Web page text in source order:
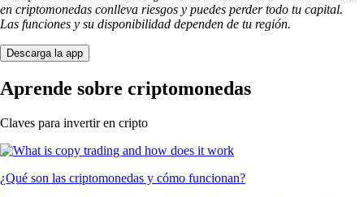
en criptomonedas conlleva riesgos y puedes perder todo tu capital.
Las funciones y su disponibilidad dependen de tu región.
Descarga la app
Aprende sobre criptomonedas
Claves para invertir en cripto
¿Qué son las criptomonedas y cómo funcionan?